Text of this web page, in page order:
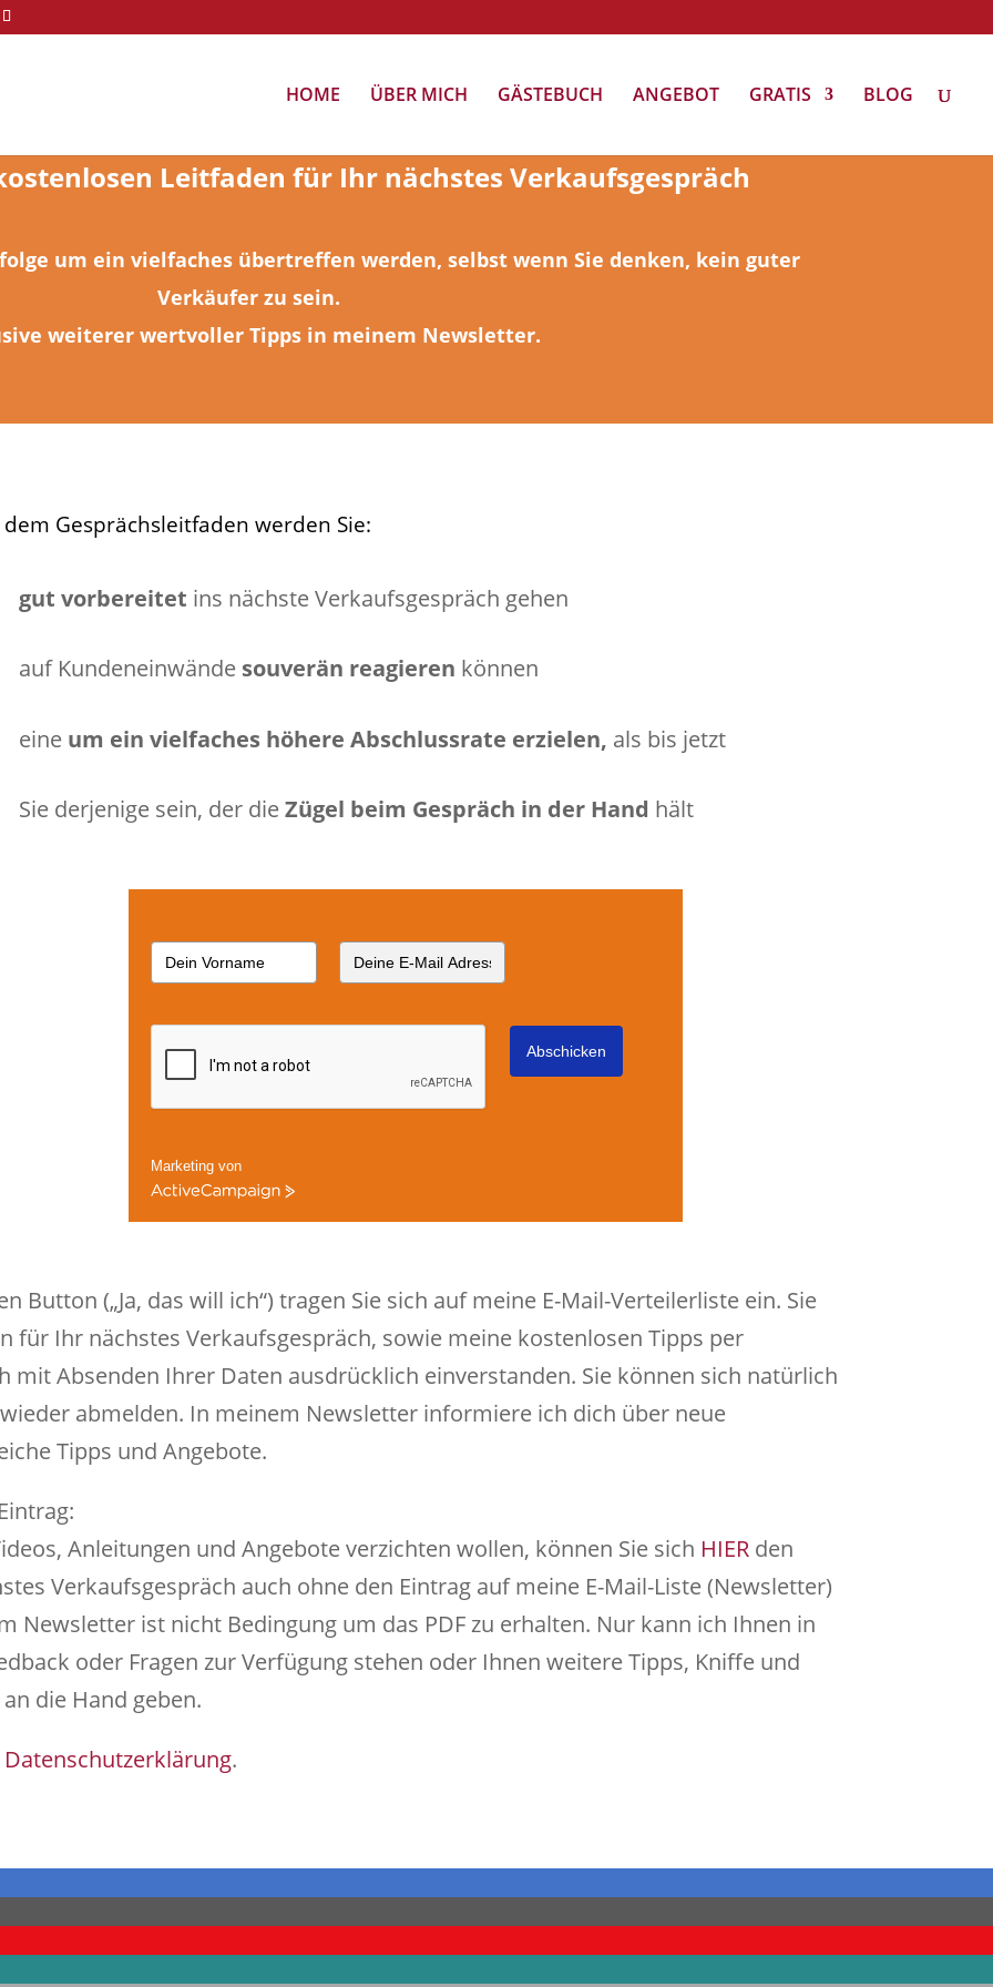
HOME ÜBER MICH GÄSTEBUCH ANGEBOT GRATIS BLOG
Leitfaden für Ihr nächstes Verkaufsgespräch
um ein vielfaches übertreffen werden, selbst wenn Sie denken, kein guter
Verkäufer zu sein.
weiterer wertvoller Tipps in meinem Newsletter.
Gesprächsleitfaden werden Sie:
gut vorbereitet ins nächste Verkaufsgespräch gehen
auf Kundeneinwände souverän reagieren können
eine um ein vielfaches höhere Abschlussrate erzielen, als bis jetzt
Sie derjenige sein, der dieZügel beim Gespräch in der Hand hält
Abschicken
Marketing von
ActiveCampaign
Button („Ja, das will ich“) tragen Sie sich auf meine E-Mail-Verteilerliste ein. Sie
für Ihr nächstes Verkaufsgespräch, sowie meine kostenlosen Tipps per
mit Absenden Ihrer Daten ausdrücklich einverstanden. Sie können sich natürlich
abmelden. In meinem Newsletter informiere ich dich über neue
Tipps und Angebote.
Anleitungen und Angebote verzichten wollen, können Sie sich HIER den
Verkaufsgespräch auch ohne den Eintrag auf meine E-Mail-Liste (Newsletter)
Newsletter ist nicht Bedingung um das PDF zu erhalten. Nur kann ich Ihnen in
oder Fragen zur Verfügung stehen oder Ihnen weitere Tipps, Kniffe und
die Hand geben.
Datenschutzerklärung.